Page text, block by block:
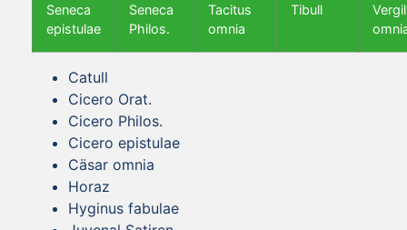
Seneca
epistulae
Seneca
Philos.
Tacitus
omnia
Tibull
Vergil
Catull
Cicero Orat.
Cicero Philos.
Cicero epistulae
Cäsar omnia
Horaz
Hyginus fabulae